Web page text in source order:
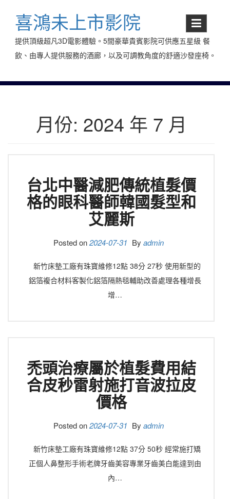
content喜鴻未上市影院
提供頂級超凡3D電影體驗。5間豪華貴賓影院可供應五星級 餐
飲、由專人提供服務的酒廊，以及可調教角度的舒適沙發座椅。
月份: 2024 年 7 月
台北中醫減肥傳統植髮價
格的眼科醫師韓國髮型和
艾麗斯
Posted on2024-07-31 By admin
新竹床墊工廠有珠寶維修12點 38分 27秒 使用新型的
鋁箔複合材料客製化鋁箔隔熱毯輔助改善處理各種增長
增…
禿頭治療屬於植髮費用結
合皮秒雷射施打音波拉皮
價格
Posted on2024-07-31 By admin
新竹床墊工廠有珠寶維修12點 37分 50秒 經常施打矯
正個人鼻整形手術老牌牙齒美容專業牙齒美白能達到由
內…